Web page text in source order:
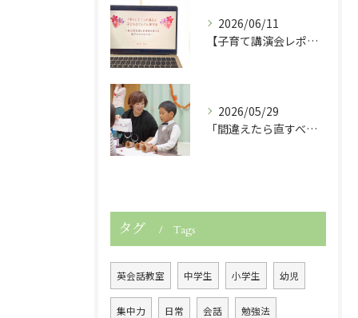
2026/06/11
【子育て講演会レポート】「早くして！」が減ると子どもは伸びる！
2026/05/29
「間違えたら直すべき？」子どもの英語力を伸ばす関わり方
タグ Tags
英会話教室 中学生 小学生 幼児
集中力 日常 会話 勉強法